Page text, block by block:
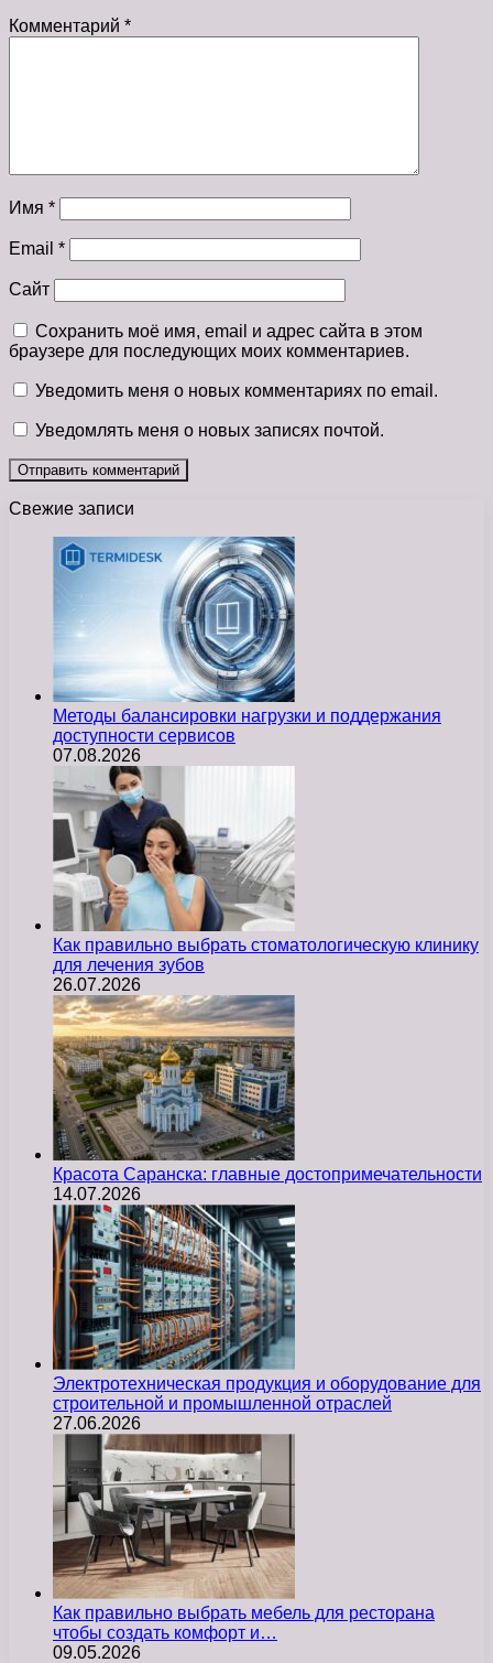
Комментарий *
Имя *
Email *
Сайт
Сохранить моё имя, email и адрес сайта в этом
браузере для последующих моих комментариев.
Уведомить меня о новых комментариях по email.
Уведомлять меня о новых записях почтой.
Свежие записи
Методы балансировки нагрузки и поддержания
доступности сервисов
07.08.2026
Как правильно выбрать стоматологическую клинику
для лечения зубов
26.07.2026
Красота Саранска: главные достопримечательности
14.07.2026
Электротехническая продукция и оборудование для
строительной и промышленной отраслей
27.06.2026
Как правильно выбрать мебель для ресторана
чтобы создать комфорт и…
09.05.2026